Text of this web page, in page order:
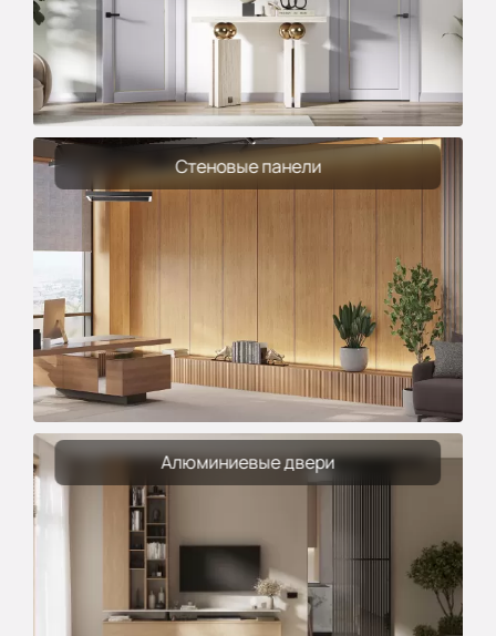
Стеновые панели
Алюминиевые двери